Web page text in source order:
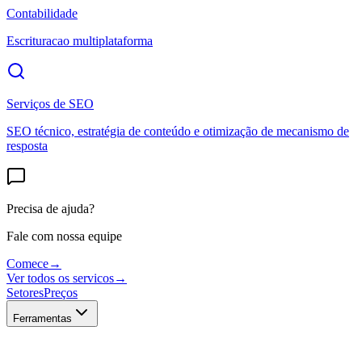
Contabilidade
Escrituracao multiplataforma
Serviços de SEO
SEO técnico, estratégia de conteúdo e otimização de mecanismo de
resposta
Precisa de ajuda?
Fale com nossa equipe
Comece→
Ver todos os servicos→
SetoresPreços
Ferramentas